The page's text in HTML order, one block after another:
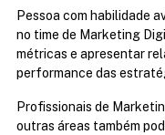
Pessoa com habilidade
no time de Marketing
métricas e apresentar
performance das
Profissionais de
outras áreas também